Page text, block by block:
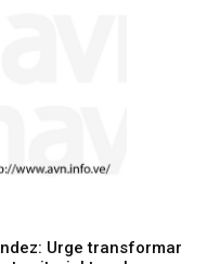
Urge transformar